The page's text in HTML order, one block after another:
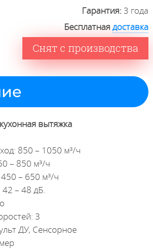
Гарантия:3 года
Бесплатнаядоставка
Снят с производства
вытяжка
850 – 1050 м³/ч
– 850 м³/ч
– 650 м³/ч
– 48 дБ.
3
ДУ, Сенсорное